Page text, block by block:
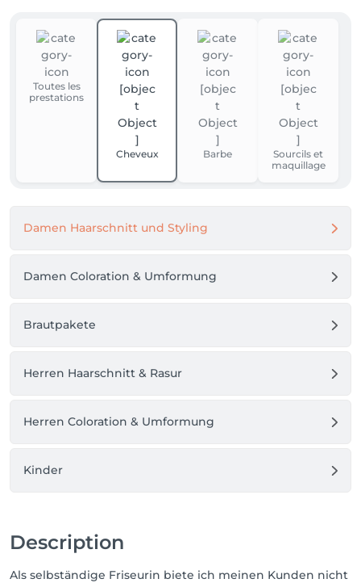
Recht vor, eine Gebühr in Höhe von 50% der
gebuchten Dienstleistung zu berechnen.
Toutes les
prestations
Cheveux Barbe
Sourcils et
maquillage
Damen Haarschnitt und Styling
Damen Coloration & Umformung
Brautpakete
Herren Haarschnitt & Rasur
Herren Coloration & Umformung
Kinder
Description
Als selbständige Friseurin biete ich meinen Kunden nicht